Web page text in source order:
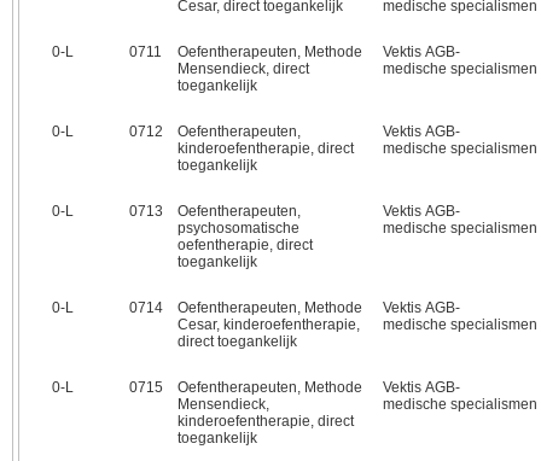
Cesar, direct toegankelijk
medische specialismen
0‑L 0711
Oefentherapeuten, Methode
Mensendieck, direct
toegankelijk
Vektis AGB-
medische specialismen
0‑L 0712
Oefentherapeuten,
kinderoefentherapie, direct
toegankelijk
Vektis AGB-
medische specialismen
0‑L 0713
Oefentherapeuten,
psychosomatische
oefentherapie, direct
toegankelijk
Vektis AGB-
medische specialismen
0‑L 0714
Oefentherapeuten, Methode
Cesar, kinderoefentherapie,
direct toegankelijk
Vektis AGB-
medische specialismen
0‑L 0715
Oefentherapeuten, Methode
Mensendieck,
kinderoefentherapie, direct
toegankelijk
Vektis AGB-
medische specialismen